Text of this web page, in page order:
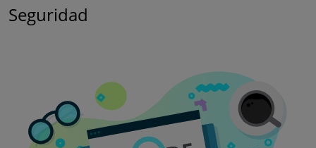
Seguridad